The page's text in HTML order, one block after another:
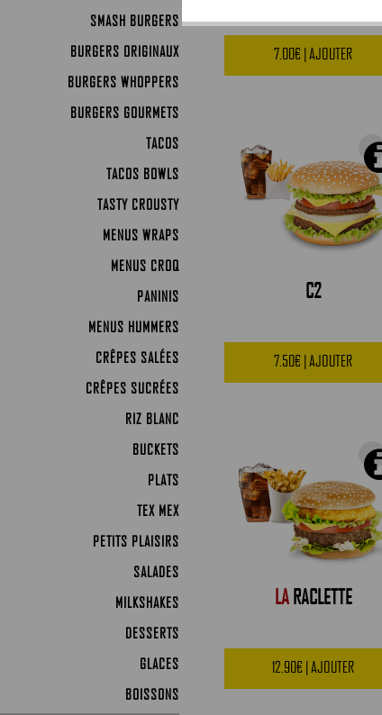
SMASH BURGERS
BURGERS ORIGINAUX
BURGERS WHOPPERS
BURGERS GOURMETS
TACOS
TACOS BOWLS
TASTY CROUSTY
MENUS WRAPS
MENUS CROQ
PANINIS
MENUS HUMMERS
CRÊPES SALÉES
CRÊPES SUCRÉES
RIZ BLANC
BUCKETS
PLATS
TEX MEX
PETITS PLAISIRS
SALADES
MILKSHAKES
DESSERTS
GLACES
BOISSONS
7.00€ | AJOUTER
C2
7.50€ | AJOUTER
LARACLETTE
12.90€ | AJOUTER